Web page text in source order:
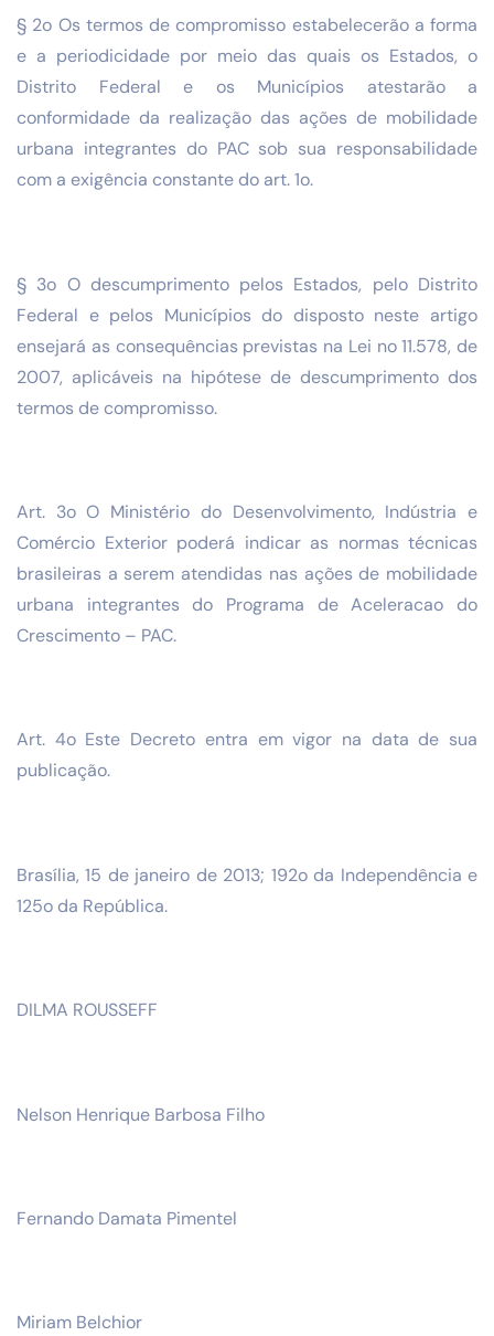
§ 2o Os termos de compromisso estabelecerão a forma
e a periodicidade por meio das quais os Estados, o
Distrito Federal e os Municípios atestarão a
conformidade da realização das ações de mobilidade
urbana integrantes do PAC sob sua responsabilidade
com a exigência constante do art. 1o.
§ 3o O descumprimento pelos Estados, pelo Distrito
Federal e pelos Municípios do disposto neste artigo
ensejará as consequências previstas na Lei no 11.578, de
2007, aplicáveis na hipótese de descumprimento dos
termos de compromisso.
Art. 3o O Ministério do Desenvolvimento, Indústria e
Comércio Exterior poderá indicar as normas técnicas
brasileiras a serem atendidas nas ações de mobilidade
urbana integrantes do Programa de Aceleracao do
Crescimento – PAC.
Art. 4o Este Decreto entra em vigor na data de sua
publicação.
Brasília, 15 de janeiro de 2013; 192o da Independência e
125o da República.
DILMA ROUSSEFF
Nelson Henrique Barbosa Filho
Fernando Damata Pimentel
Miriam Belchior